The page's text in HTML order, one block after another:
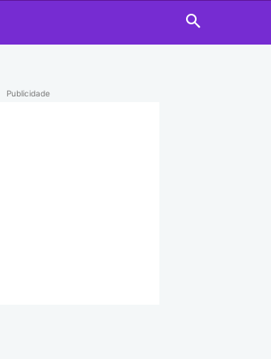
Publicidade